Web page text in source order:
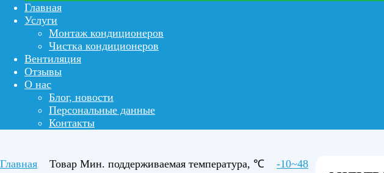
Главная
Услуги
Монтаж кондиционеров
Чистка кондиционеров
Вентиляция
Отзывы
О нас
Блог, новости
Персональные данные
Контакты
Главная Товар Мин. поддерживаемая температура, ℃ -10~48